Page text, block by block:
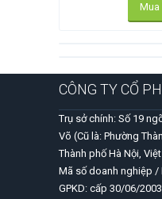
Mua
CÔNG TY CỔ
Trụ sở chính: Số 19
Võ (Cũ là: Phường
Thành phố Hà Nội,
Mã số doanh nghiệp /
GPKD: cấp 30/06/